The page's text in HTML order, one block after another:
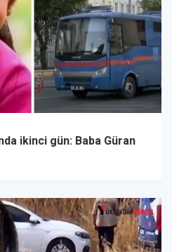
ikinci gün: Baba Güran